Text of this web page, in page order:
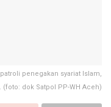
penegakan syariat Islam,
dok Satpol PP-WH Aceh)